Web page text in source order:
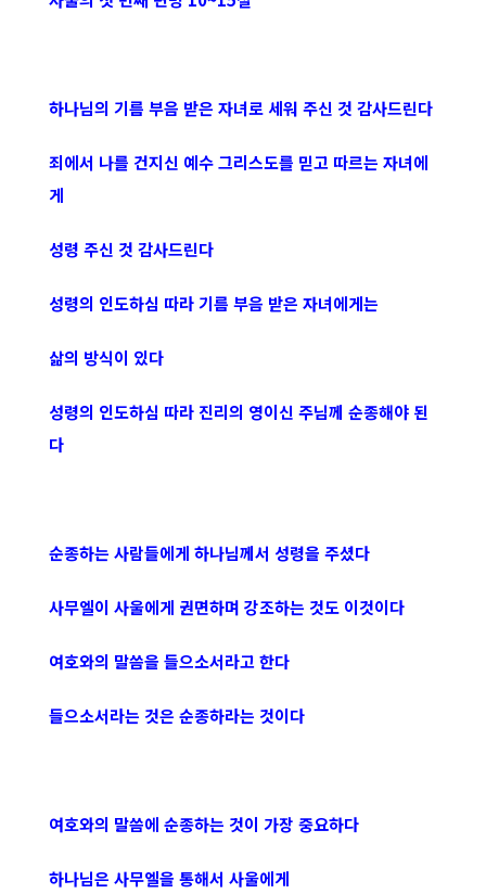
하나님의 기름 부음 받은 자녀로 세워 주신 것 감사드린다
죄에서 나를 건지신 예수 그리스도를 믿고 따르는 자녀에
게
성령 주신 것 감사드린다
성령의 인도하심 따라 기름 부음 받은 자녀에게는
삶의 방식이 있다
성령의 인도하심 따라 진리의 영이신 주님께 순종해야 된
다
순종하는 사람들에게 하나님께서 성령을 주셨다
사무엘이 사울에게 권면하며 강조하는 것도 이것이다
여호와의 말씀을 들으소서라고 한다
들으소서라는 것은 순종하라는 것이다
여호와의 말씀에 순종하는 것이 가장 중요하다
하나님은 사무엘을 통해서 사울에게